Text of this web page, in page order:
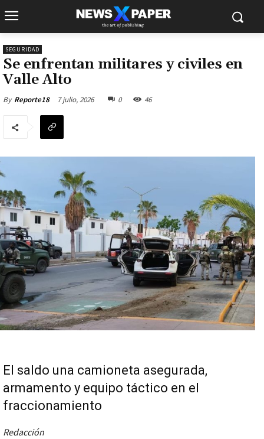
SEGURIDAD
Se enfrentan militares y civiles en
Valle Alto
By Reporte18 7 julio, 2026 0 46
El saldo una camioneta asegurada,
armamento y equipo táctico en el
fraccionamiento
Redacción